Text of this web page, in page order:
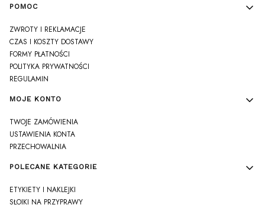
Linki w stopce
POMOC
ZWROTY I REKLAMACJE
CZAS I KOSZTY DOSTAWY
FORMY PŁATNOŚCI
POLITYKA PRYWATNOŚCI
REGULAMIN
MOJE KONTO
TWOJE ZAMÓWIENIA
USTAWIENIA KONTA
PRZECHOWALNIA
POLECANE KATEGORIE
ETYKIETY I NAKLEJKI
SŁOIKI NA PRZYPRAWY